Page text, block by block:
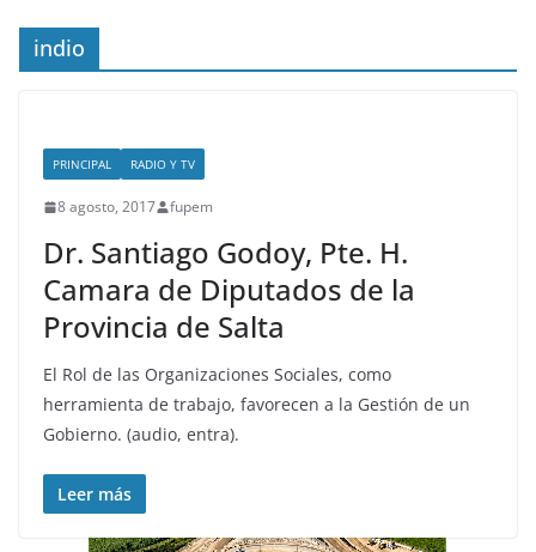
indio
PRINCIPAL RADIO Y TV
8 agosto, 2017 fupem
Dr. Santiago Godoy, Pte. H.
Camara de Diputados de la
Provincia de Salta
El Rol de las Organizaciones Sociales, como
herramienta de trabajo, favorecen a la Gestión de un
Gobierno. (audio, entra).
Leer más